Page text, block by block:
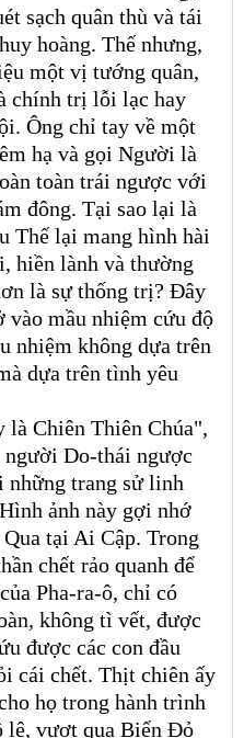
sạch quân thù và tái
hoàng. Thế nhưng,
một vị tướng quân,
chính trị lỗi lạc hay
Ông chỉ tay về một
hạ và gọi Người là
toàn trái ngược với
đông. Tại sao lại là
Thế lại mang hình hài
hiền lành và thường
là sự thống trị? Đây
vào mầu nhiệm cứu độ
nhiệm không dựa trên
dựa trên tình yêu
Chiên Thiên Chúa",
người Do-thái ngược
trang sử linh
ảnh này gợi nhớ
tại Ai Cập. Trong
chết rảo quanh để
Pha-ra-ô, chỉ có
không tì vết, được
được các con đầu
cái chết. Thịt chiên ấy
họ trong hành trình
lệ, vượt qua Biển Đỏ